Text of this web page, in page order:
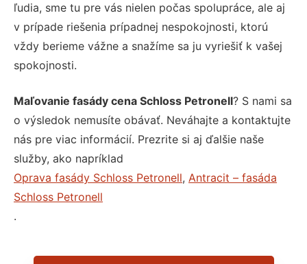
ľudia, sme tu pre vás nielen počas spolupráce, ale aj
v prípade riešenia prípadnej nespokojnosti, ktorú
vždy berieme vážne a snažíme sa ju vyriešiť k vašej
spokojnosti.
Maľovanie fasády cena Schloss Petronell? S nami sa
o výsledok nemusíte obávať. Neváhajte a kontaktujte
nás pre viac informácií. Prezrite si aj ďalšie naše
služby, ako napríklad
Oprava fasády Schloss Petronell, Antracit – fasáda
Schloss Petronell
.